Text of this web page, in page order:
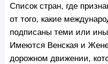
Список стран, где
от того, какие
подписаны теми или
Имеются Венская и
дорожном движении,